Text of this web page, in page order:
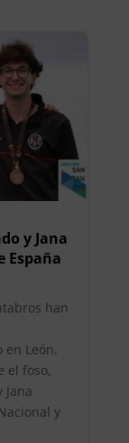
y Jana
España
han
León.
el foso,
y